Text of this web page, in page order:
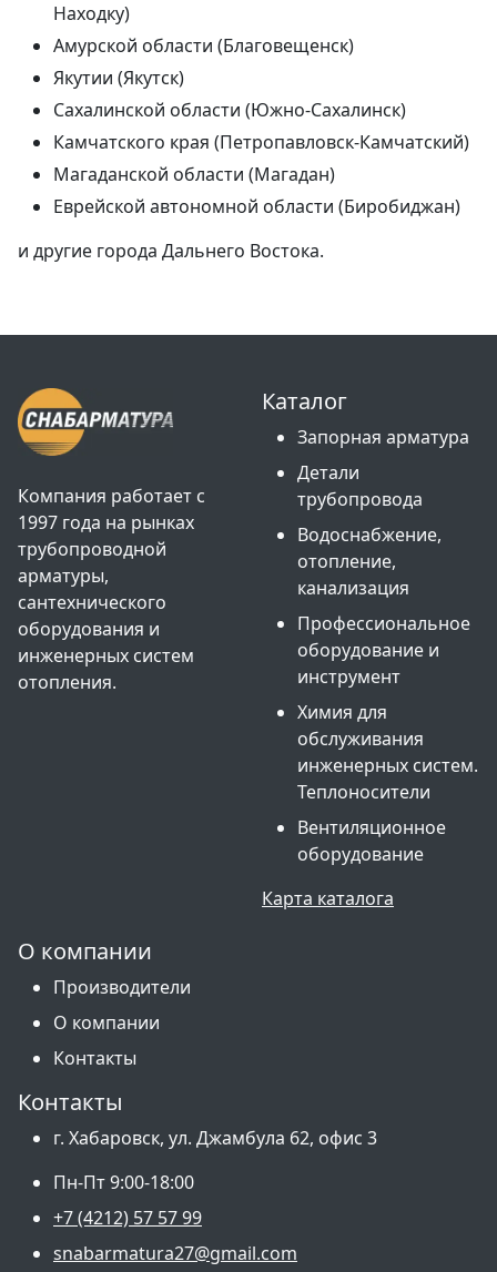
Находку)
Амурской области (Благовещенск)
Якутии (Якутск)
Сахалинской области (Южно-Сахалинск)
Камчатского края (Петропавловск-Камчатский)
Магаданской области (Магадан)
Еврейской автономной области (Биробиджан)
и другие города Дальнего Востока.
Компания работает с
1997 года на рынках
трубопроводной
арматуры,
сантехнического
оборудования и
инженерных систем
отопления.
Каталог
Запорная арматура
Детали
трубопровода
Водоснабжение,
отопление,
канализация
Профессиональное
оборудование и
инструмент
Химия для
обслуживания
инженерных систем.
Теплоносители
Вентиляционное
оборудование
Карта каталога
О компании
Производители
О компании
Контакты
Контакты
г. Хабаровск, ул. Джамбула 62, офис 3
Пн-Пт 9:00-18:00
+7 (4212) 57 57 99
snabarmatura27@gmail.com